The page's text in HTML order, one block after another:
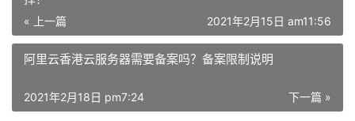
« 上一篇 2021年2月15日 am11:56
阿里云香港云服务器需要备案吗？备案限制说明
下一篇 »
2021年2月18日 pm7:24